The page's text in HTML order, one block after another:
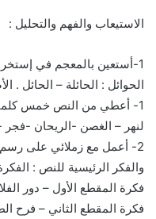
الاستيعاب والفهم والتحليل :
1-أستعين بالمعجم في إستخراج مفرد كل من :
الحوائل : الحائلة – الحائل .
1- أعطي من النص خمس كلمات تنتمي إلى حقل (الطبيعة)
لنهر – الغصن -الريحان -فجر
2- أعمل مع زملائي على رسم
والفكر الرئيسية للنص :
فكرة المقطع الأول – دور
فكرة المقطع الثاني – فرح